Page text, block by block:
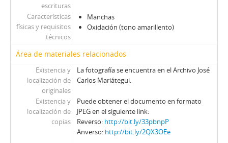
escrituras
Características
físicas y requisitos
técnicos
Manchas
Oxidación (tono amarillento)
Área de materiales relacionados
Existencia y
localización de
originales
La fotografía se encuentra en el Archivo José
Carlos Mariátegui.
Existencia y
localización de
copias
Puede obtener el documento en formato
JPEG en el siguiente link:
Reverso: http://bit.ly/33pbnpP
Anverso: http://bit.ly/2QX3OEe